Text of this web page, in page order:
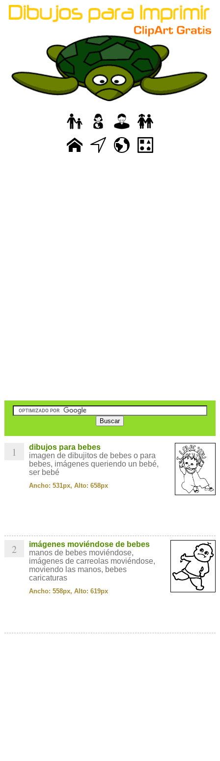
1
dibujos para bebes
imagen de dibujitos de bebes o para
bebes, imágenes queriendo un bebé,
ser bebé
Ancho: 531px, Alto: 658px
2
imágenes moviéndose de bebes
manos de bebes moviéndose,
imágenes de carreolas moviéndose,
moviendo las manos, bebes
caricaturas
Ancho: 558px, Alto: 619px